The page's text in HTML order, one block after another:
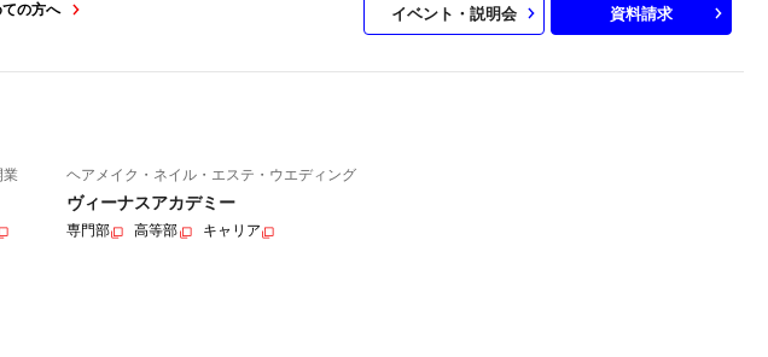
の方へ イベント・説明会 資料請求
業 ヘアメイク・ネイル・エステ・ウエディング
ヴィーナスアカデミー
専門部 高等部 キャリア